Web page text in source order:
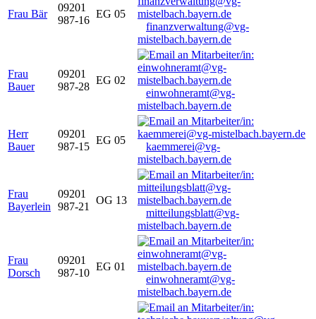
Frau Bär
09201
987-16
EG 05
finanzverwaltung@vg-
mistelbach.bayern.de
Frau
Bauer
09201
987-28
EG 02
einwohneramt@vg-
mistelbach.bayern.de
Herr
Bauer
09201
987-15
EG 05
kaemmerei@vg-
mistelbach.bayern.de
Frau
Bayerlein
09201
987-21
OG 13
mitteilungsblatt@vg-
mistelbach.bayern.de
Frau
Dorsch
09201
987-10
EG 01
einwohneramt@vg-
mistelbach.bayern.de